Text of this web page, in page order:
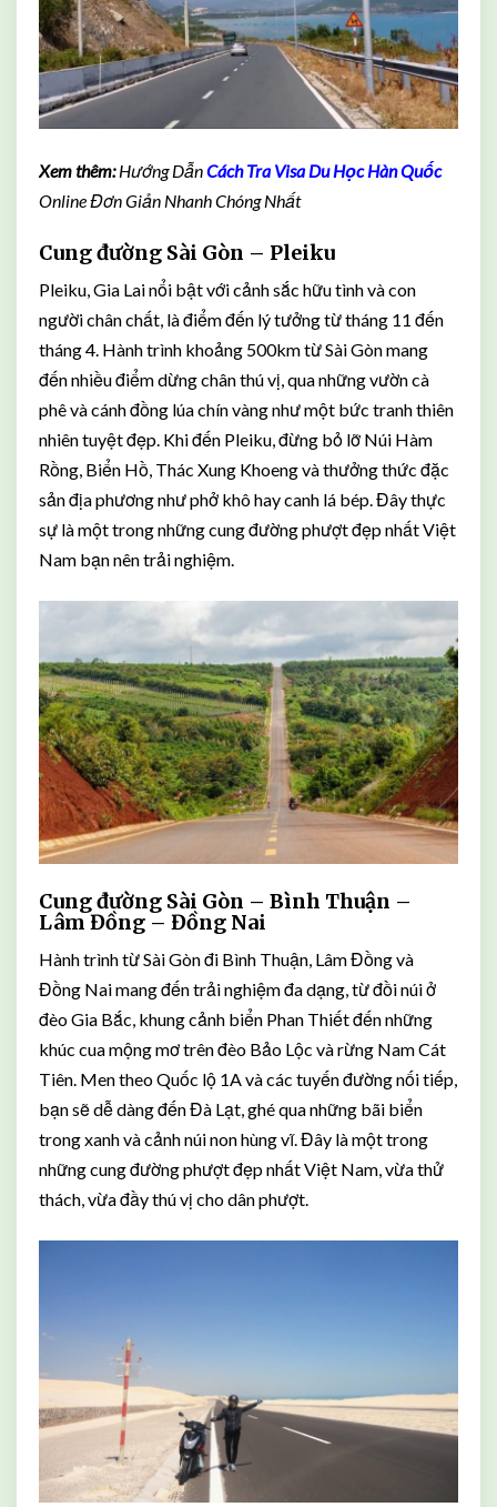
Xem thêm:Hướng DẫnCách Tra Visa Du Học Hàn Quốc
Online Đơn Giản Nhanh Chóng Nhất
Cung đường Sài Gòn – Pleiku
Pleiku, Gia Lai nổi bật với cảnh sắc hữu tình và con
người chân chất, là điểm đến lý tưởng từ tháng 11 đến
tháng 4. Hành trình khoảng 500km từ Sài Gòn mang
đến nhiều điểm dừng chân thú vị, qua những vườn cà
phê và cánh đồng lúa chín vàng như một bức tranh thiên
nhiên tuyệt đẹp. Khi đến Pleiku, đừng bỏ lỡ Núi Hàm
Rồng, Biển Hồ, Thác Xung Khoeng và thưởng thức đặc
sản địa phương như phở khô hay canh lá bép. Đây thực
sự là một trong những cung đường phượt đẹp nhất Việt
Nam bạn nên trải nghiệm.
Cung đường Sài Gòn – Bình Thuận –
Lâm Đồng – Đồng Nai
Hành trình từ Sài Gòn đi Bình Thuận, Lâm Đồng và
Đồng Nai mang đến trải nghiệm đa dạng, từ đồi núi ở
đèo Gia Bắc, khung cảnh biển Phan Thiết đến những
khúc cua mộng mơ trên đèo Bảo Lộc và rừng Nam Cát
Tiên. Men theo Quốc lộ 1A và các tuyến đường nối tiếp,
bạn sẽ dễ dàng đến Đà Lạt, ghé qua những bãi biển
trong xanh và cảnh núi non hùng vĩ. Đây là một trong
những cung đường phượt đẹp nhất Việt Nam, vừa thử
thách, vừa đầy thú vị cho dân phượt.